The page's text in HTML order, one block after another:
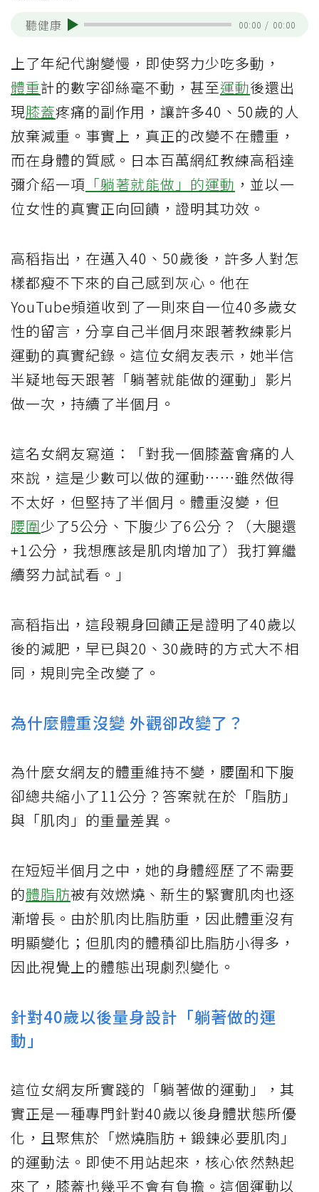
聽健康 00:00 / 00:00
上了年紀代謝變慢，即使努力少吃多動，
體重計的數字卻絲毫不動，甚至運動後還出
現膝蓋疼痛的副作用，讓許多40、50歲的人
放棄減重。事實上，真正的改變不在體重，
而在身體的質感。日本百萬網紅教練高稻達
彌介紹一項 「躺著就能做」的運動 ，並以一
位女性的真實正向回饋，證明其功效。
高稻指出，在邁入40、50歲後，許多人對怎
樣都瘦不下來的自己感到灰心。他在
YouTube頻道收到了一則來自一位40多歲女
性的留言，分享自己半個月來跟著教練影片
運動的真實紀錄。這位女網友表示，她半信
半疑地每天跟著「躺著就能做的運動」影片
做一次，持續了半個月。
這名女網友寫道：「對我一個膝蓋會痛的人
來說，這是少數可以做的運動……雖然做得
不太好，但堅持了半個月。體重沒變，但
腰圍少了5公分、下腹少了6公分？（大腿還
+1公分，我想應該是肌肉增加了）我打算繼
續努力試試看。」
高稻指出，這段親身回饋正是證明了40歲以
後的減肥，早已與20、30歲時的方式大不相
同，規則完全改變了。
為什麼體重沒變 外觀卻改變了？
為什麼女網友的體重維持不變，腰圍和下腹
卻總共縮小了11公分？答案就在於「脂肪」
與「肌肉」的重量差異。
在短短半個月之中，她的身體經歷了不需要
的體脂肪被有效燃燒、新生的緊實肌肉也逐
漸增長。由於肌肉比脂肪重，因此體重沒有
明顯變化；但肌肉的體積卻比脂肪小得多，
因此視覺上的體態出現劇烈變化。
針對40歲以後量身設計「躺著做的運
動」
這位女網友所實踐的「躺著做的運動」，其
實正是一種專門針對40歲以後身體狀態所優
化，且聚焦於「燃燒脂肪 + 鍛鍊必要肌肉」
的運動法。即使不用站起來，核心依然熱起
來了，膝蓋也幾乎不會有負擔。這個運動以